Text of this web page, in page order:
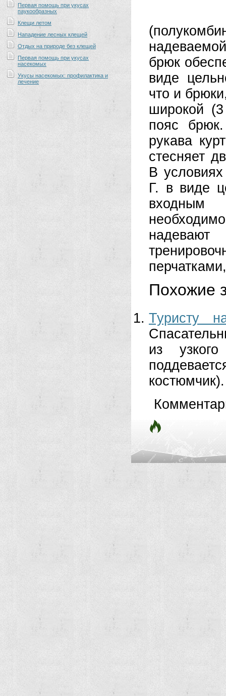
Первая помощь при укусах
паукообразных
Клещи летом
Нападение лесных клещей
Отдых на природе без клещей
Первая помощь при укусах
насекомых
Укусы насекомых: профилактика и
лечение
брюк
виде
что и
широкой
пояс брюк.
рукава
стесняет
В
Г. в виде
входным
Похожие
Туристу
из